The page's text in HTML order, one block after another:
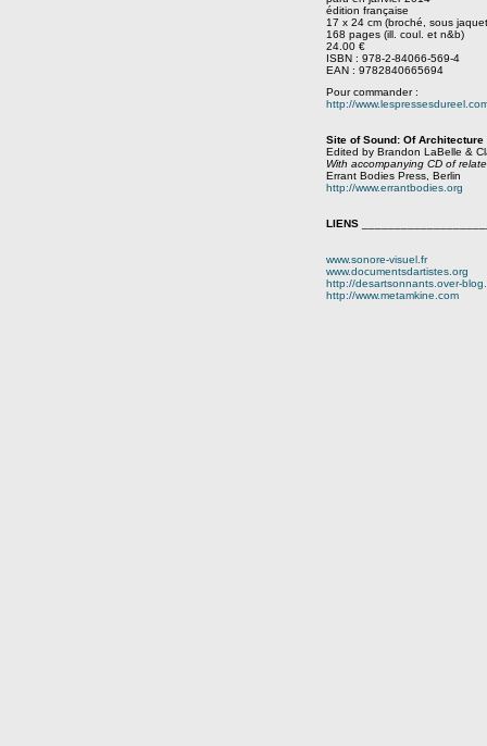
édition française
17 x 24 cm (broché, sous
168 pages (ill. coul. et n&b)
24.00 €
ISBN : 978-2-84066-569-4
EAN : 9782840665694
Pour commander :
http://
Site of Sound: Of Architecture
Edited by Brandon LaBelle &
With accompanying CD of
Errant Bodies Press, Berlin
http://www.errantbodies.org
LIENS
www.sonore-visuel.fr
www.documentsdartistes.org
http://desartsonnants.over-
http://www.metamkine.com